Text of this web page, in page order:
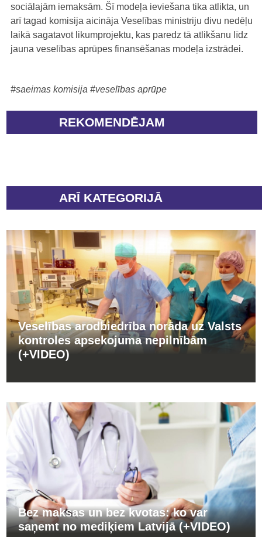
sociālajām iemaksām. Šī modeļa ieviešana tika atlikta, un
arī tagad komisija aicināja Veselības ministriju divu nedēļu
laikā sagatavot likumprojektu, kas paredz tā atlikšanu līdz
jauna veselības aprūpes finansēšanas modeļa izstrādei.
#saeimas komisija #veselības aprūpe
REKOMENDĒJAM
ARĪ KATEGORIJĀ
Veselības arodbiedrība norāda uz Valsts
kontroles apsekojuma nepilnībām
(+VIDEO)
Bez maksas un bez kvotas: ko var
saņemt no mediķiem Latvijā (+VIDEO)